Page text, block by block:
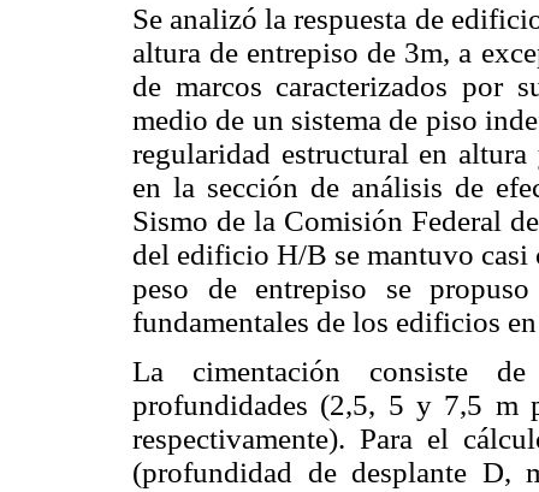
Se analizó la respuesta de
altura de entrepiso de 3m, a
de marcos caracterizados por
medio de un sistema de piso
regularidad estructural en
en la sección de análisis de
Sismo de la Comisión Federal
del edificio H/B se mantuvo casi
peso de entrepiso se
fundamentales de los edificios
La cimentación consiste
profundidades (2,5, 5 y 7,5 m
respectivamente). Para el
(profundidad de desplante D,